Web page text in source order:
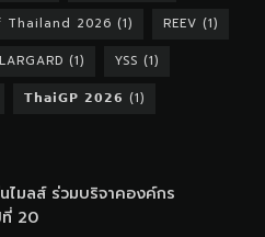
Thailand 2026 (1) REEV (1)
(1) YSS (1)
𝗧𝗵𝗮𝗶𝗚𝗣 𝟮𝟬𝟮𝟲 (1)
ไมลส์ ร่วมบริจาคองค์กร
ที่ 20